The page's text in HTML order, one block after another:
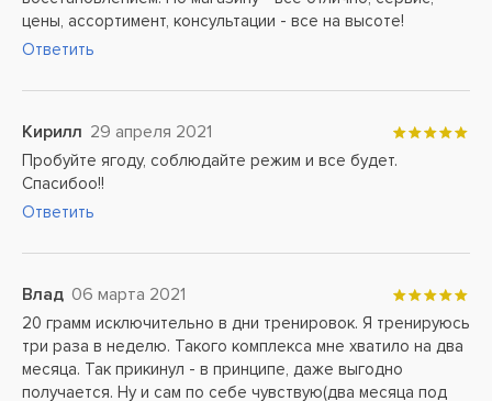
цены, ассортимент, консультации - все на высоте!
Ответить
Кирилл 29 апреля 2021
Пробуйте ягоду, соблюдайте режим и все будет.
Спасибоо!!
Ответить
Влад 06 марта 2021
20 грамм исключительно в дни тренировок. Я тренируюсь
три раза в неделю. Такого комплекса мне хватило на два
месяца. Так прикинул - в принципе, даже выгодно
получается. Ну и сам по себе чувствую(два месяца под